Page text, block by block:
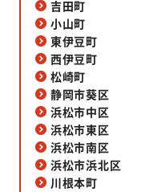
吉田町
小山町
東伊豆町
西伊豆町
松崎町
静岡市葵区
浜松市中区
浜松市東区
浜松市南区
浜松市浜北区
川根本町